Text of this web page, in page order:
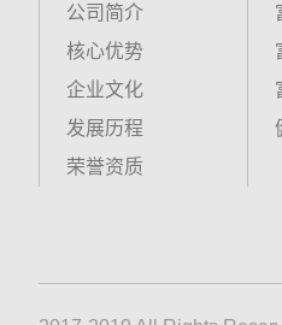
公司简介
核心优势
企业文化
发展历程
荣誉资质